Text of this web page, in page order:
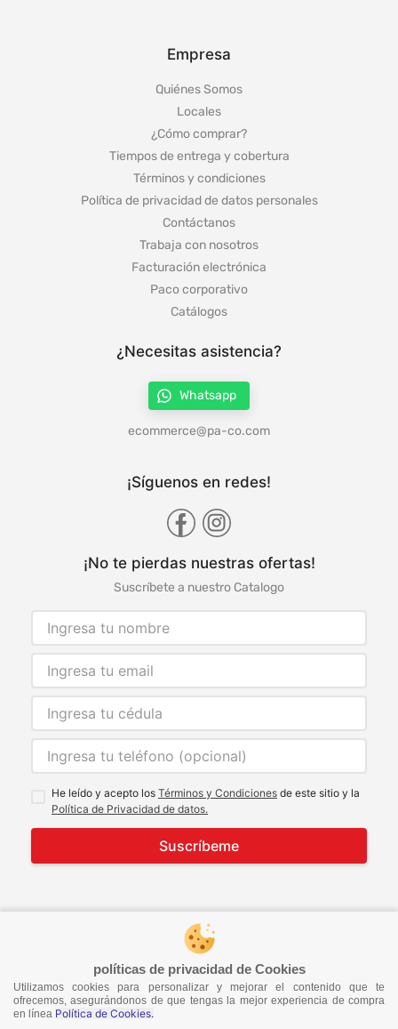
políticas de privacidad de Cookies
Utilizamos cookies para personalizar y mejorar el contenido que te
ofrecemos, asegurándonos de que tengas la mejor experiencia de compra
en línea Política de Cookies.
Empresa
Quiénes Somos
Locales
¿Cómo comprar?
Tiempos de entrega y cobertura
Términos y condiciones
Política de privacidad de datos personales
Contáctanos
Trabaja con nosotros
Facturación electrónica
Paco corporativo
Catálogos
¿Necesitas asistencia?
Whatsapp
ecommerce@pa-co.com
¡Síguenos en redes!
¡No te pierdas nuestras ofertas!
Suscríbete a nuestro Catalogo
He leído y acepto los Términos y Condiciones de este sitio y la
Política de Privacidad de datos.
Suscríbeme
© 2021 Todos los derechos reservados
developed by